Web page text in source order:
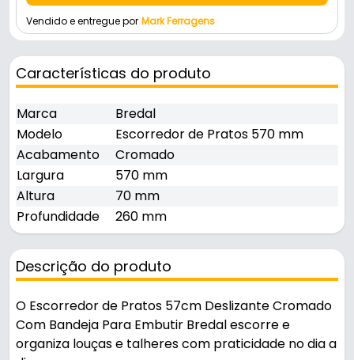
Vendido e entregue por Mark Ferragens
Características do produto
Marca
Bredal
Modelo
Escorredor de Pratos 570 mm
Acabamento
Cromado
Largura
570 mm
Altura
70 mm
Profundidade
260 mm
Descrição do produto
O Escorredor de Pratos 57cm Deslizante Cromado
Com Bandeja Para Embutir Bredal escorre e
organiza louças e talheres com praticidade no dia a